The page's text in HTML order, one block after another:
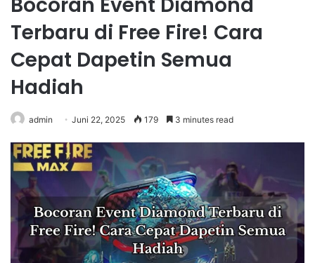
Terbaru di Free Fire! Cara
Cepat Dapetin Semua
Hadiah
admin Juni 22, 2025 179 3 minutes read